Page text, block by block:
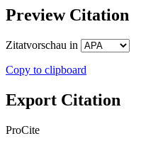
Preview Citation
Zitatvorschau in
Copy to clipboard
Export Citation
ProCite